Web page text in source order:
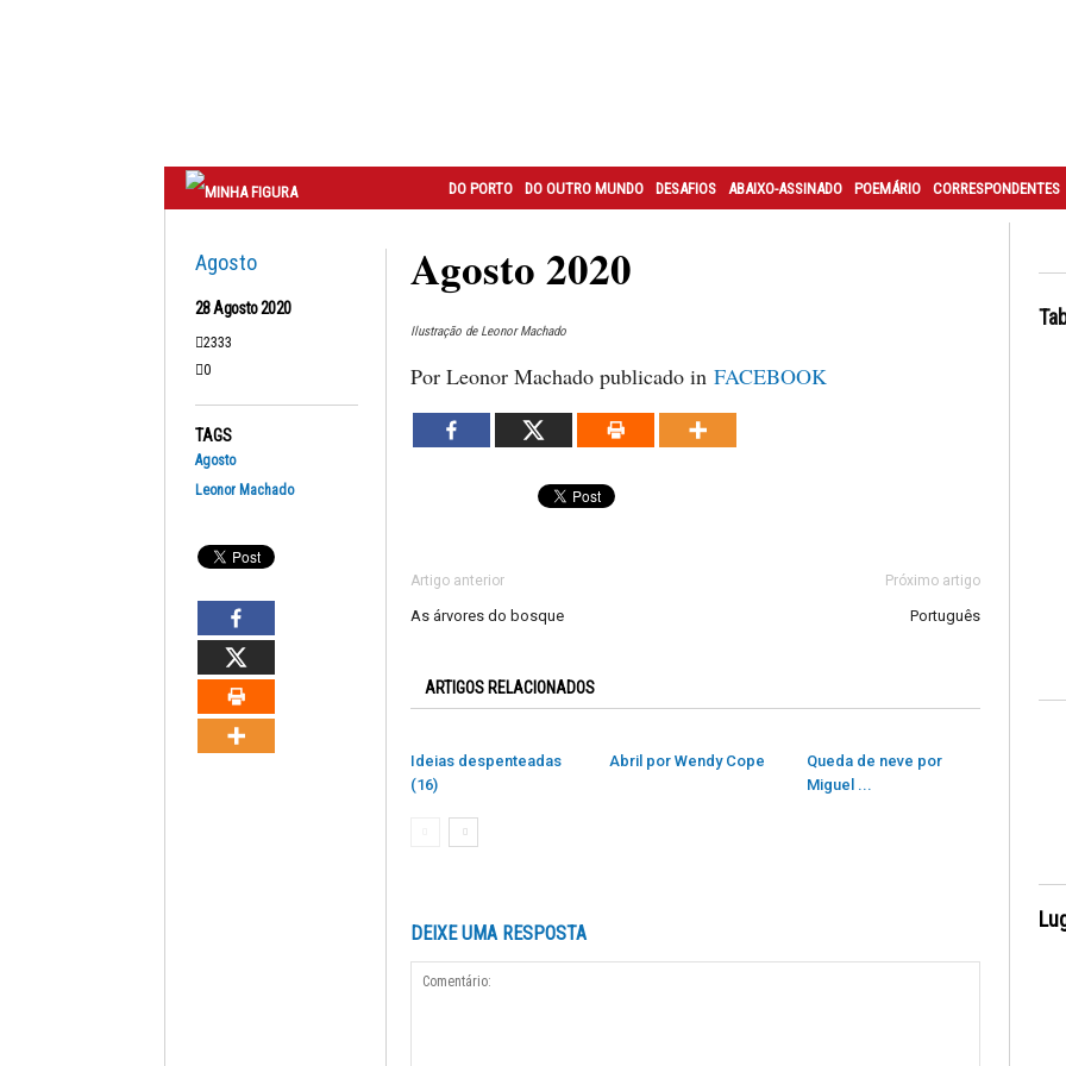
DO PORTO DO OUTRO MUNDO DESAFIOS ABAIXO-ASSINADO POEMÁRIO CORRESPONDENTES
Agosto
28 Agosto 2020
2333
0
TAGS
Agosto
Leonor Machado
Agosto 2020
Ilustração de Leonor Machado
Por Leonor Machado publicado in FACEBOOK
Artigo anterior
As árvores do bosque
Próximo artigo
Português
ARTIGOS RELACIONADOS
Ideias despenteadas
(16)
Abril por Wendy Cope
Queda de neve por
Miguel ...
DEIXE UMA RESPOSTA